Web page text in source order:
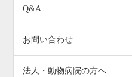
Q&A
お問い合わせ
法人・動物病院の方へ